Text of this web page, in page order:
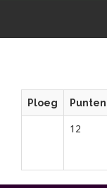
Ploeg Punten
12